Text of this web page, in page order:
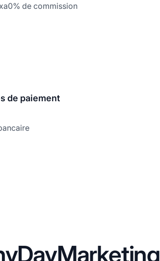
de commission
de paiement